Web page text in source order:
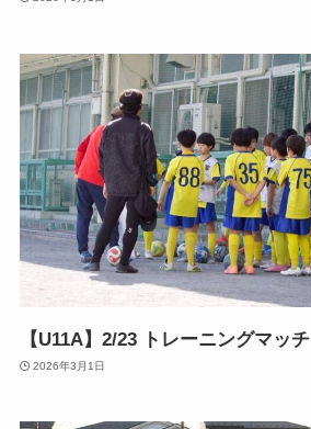
【U11A】2/23 トレーニングマッチ
2026年3月1日